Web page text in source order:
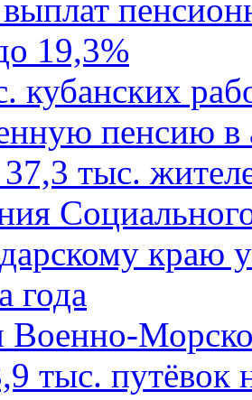
19,3%
кубанских
пенсию в
тыс.
краю
года
Военно-
тыс. путёвок